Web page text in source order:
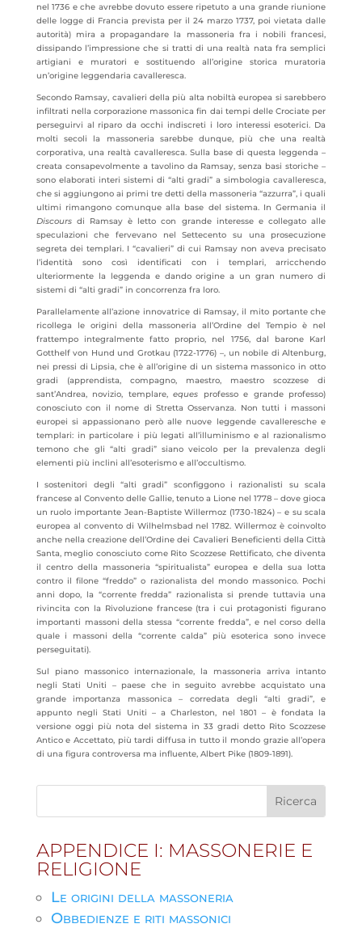
nel 1736 e che avrebbe dovuto essere ripetuto a una grande riunione
delle logge di Francia prevista per il 24 marzo 1737, poi vietata dalle
autorità) mira a propagandare la massoneria fra i nobili francesi,
dissipando l’impressione che si tratti di una realtà nata fra semplici
artigiani e muratori e sostituendo all’origine storica muratoria
un’origine leggendaria cavalleresca.
Secondo Ramsay, cavalieri della più alta nobiltà europea si sarebbero
infiltrati nella corporazione massonica fin dai tempi delle Crociate per
perseguirvi al riparo da occhi indiscreti i loro interessi esoterici. Da
molti secoli la massoneria sarebbe dunque, più che una realtà
corporativa, una realtà cavalleresca. Sulla base di questa leggenda –
creata consapevolmente a tavolino da Ramsay, senza basi storiche –
sono elaborati interi sistemi di “alti gradi” a simbologia cavalleresca,
che si aggiungono ai primi tre detti della massoneria “azzurra”, i quali
ultimi rimangono comunque alla base del sistema. In Germania il
Discoursdi Ramsay è letto con grande interesse e collegato alle
speculazioni che fervevano nel Settecento su una prosecuzione
segreta dei templari. I “cavalieri” di cui Ramsay non aveva precisato
l’identità sono così identificati con i templari, arricchendo
ulteriormente la leggenda e dando origine a un gran numero di
sistemi di “alti gradi” in concorrenza fra loro.
Parallelamente all’azione innovatrice di Ramsay, il mito portante che
ricollega le origini della massoneria all’Ordine del Tempio è nel
frattempo integralmente fatto proprio, nel 1756, dal barone Karl
Gotthelf von Hund und Grotkau (1722-1776) –, un nobile di Altenburg,
nei pressi di Lipsia, che è all’origine di un sistema massonico in otto
gradi (apprendista, compagno, maestro, maestro scozzese di
sant’Andrea, novizio, templare,eques professo e grande professo)
conosciuto con il nome di Stretta Osservanza. Non tutti i massoni
europei si appassionano però alle nuove leggende cavalleresche e
templari: in particolare i più legati all’illuminismo e al razionalismo
temono che gli “alti gradi” siano veicolo per la prevalenza degli
elementi più inclini all’esoterismo e all’occultismo.
I sostenitori degli “alti gradi” sconfiggono i razionalisti su scala
francese al Convento delle Gallie, tenuto a Lione nel 1778 – dove gioca
un ruolo importante Jean-Baptiste Willermoz (1730-1824) – e su scala
europea al convento di Wilhelmsbad nel 1782. Willermoz è coinvolto
anche nella creazione dell’Ordine dei Cavalieri Beneficienti della Città
Santa, meglio conosciuto come Rito Scozzese Rettificato, che diventa
il centro della massoneria “spiritualista” europea e della sua lotta
contro il filone “freddo” o razionalista del mondo massonico. Pochi
anni dopo, la “corrente fredda” razionalista si prende tuttavia una
rivincita con la Rivoluzione francese (tra i cui protagonisti figurano
importanti massoni della stessa “corrente fredda”, e nel corso della
quale i massoni della “corrente calda” più esoterica sono invece
perseguitati).
Sul piano massonico internazionale, la massoneria arriva intanto
negli Stati Uniti – paese che in seguito avrebbe acquistato una
grande importanza massonica – corredata degli “alti gradi”, e
appunto negli Stati Uniti – a Charleston, nel 1801 – è fondata la
versione oggi più nota del sistema in 33 gradi detto Rito Scozzese
Antico e Accettato, più tardi diffusa in tutto il mondo grazie all’opera
di una figura controversa ma influente, Albert Pike (1809-1891).
APPENDICE I: MASSONERIE E
RELIGIONE
Le origini della massoneria
Obbedienze e riti massonici